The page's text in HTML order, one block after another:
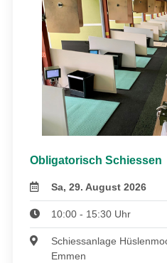
Obligatorisch Schiessen
Sa, 29. August 2026
10:00 - 15:30 Uhr
Schiessanlage
Emmen